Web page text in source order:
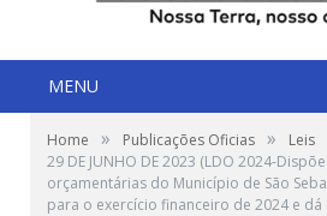
MENU
Home » Publicações Oficias » Leis
29 DE JUNHO DE 2023 (LDO 2024-
orçamentárias do Município de São
para o exercício financeiro de 2024 e